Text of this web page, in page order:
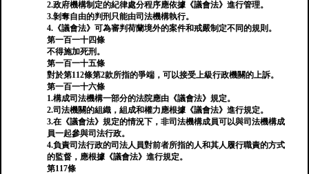
2.政府機構制定的紀律處分程序應依據《議會法》進行管理。
3.剝奪自由的判刑只能由司法機構執行。
4.《議會法》可為審判荷蘭境外的案件和戒嚴制定不同的規則。
第一百一十四條
不得施加死刑。
第一百一十五條
對於第112條第2款所指的爭端，可以接受上級行政機關的上訴。
第一百一十六條
1.構成司法機構一部分的法院應由《議會法》規定。
2.司法機關的組織，組成和權力應根據《議會法》進行規定。
3.在《議會法》規定的情況下，非司法機構成員可以與司法機構成
員一起參與司法行政。
4.負責司法行政的司法人員對前者所指的人和其人履行職責的方式
的監督，應根據《議會法》進行規定。
第117條